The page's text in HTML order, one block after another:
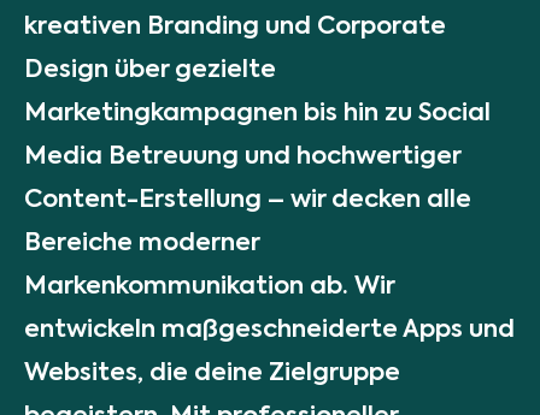
kreativen Branding und Corporate
Design über gezielte
Marketingkampagnen bis hin zu Social
Media Betreuung und hochwertiger
Content-Erstellung – wir decken alle
Bereiche moderner
Markenkommunikation ab. Wir
entwickeln maßgeschneiderte Apps und
Websites, die deine Zielgruppe